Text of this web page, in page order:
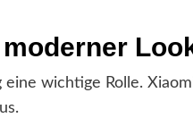
wichtige Rolle.